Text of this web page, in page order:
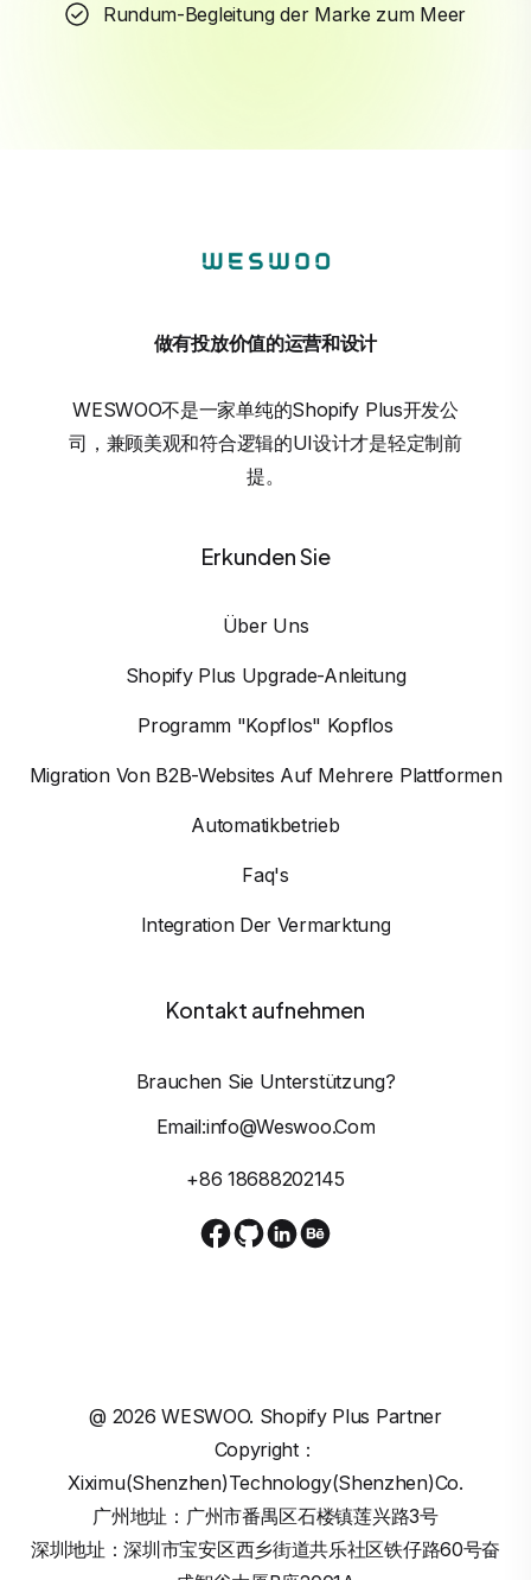
Rundum-Begleitung der Marke zum Meer
做有投放价值的运营和设计
WESWOO不是一家单纯的Shopify Plus开发公
司，兼顾美观和符合逻辑的UI设计才是轻定制前
提。
Erkunden Sie
Über Uns
Shopify Plus Upgrade-Anleitung
Programm "Kopflos" Kopflos
Migration Von B2B-Websites Auf Mehrere Plattformen
Automatikbetrieb
Faq's
Integration Der Vermarktung
Kontakt aufnehmen
Brauchen Sie Unterstützung?
Email:info@weswoo.com
+86 18688202145
@ 2026 WESWOO. Shopify Plus Partner
Copyright：
Xiximu(Shenzhen)Technology(Shenzhen)Co.
广州地址：广州市番禺区石楼镇莲兴路3号
深圳地址：深圳市宝安区西乡街道共乐社区铁仔路60号奋